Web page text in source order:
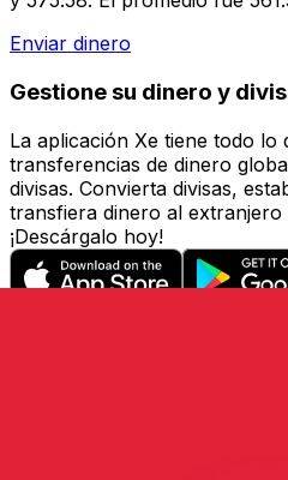
Enviar dinero
Gestione su dinero y
La aplicación Xe tiene todo lo
transferencias de dinero
divisas. Convierta divisas,
transfiera dinero al
¡Descárgalo hoy!